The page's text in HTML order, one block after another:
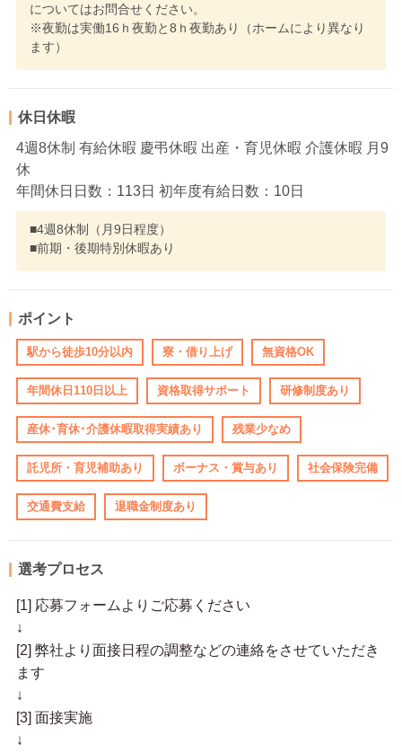
についてはお問合せください。
※夜勤は実働16ｈ夜勤と8ｈ夜勤あり（ホームにより異なり
ます）
休日休暇
4週8休制 有給休暇 慶弔休暇 出産・育児休暇 介護休暇 月9
休
年間休日日数：113日 初年度有給日数：10日
■4週8休制（月9日程度）
■前期・後期特別休暇あり
ポイント
駅から徒歩10分以内 寮・借り上げ 無資格OK
年間休日110日以上 資格取得サポート 研修制度あり
産休･育休･介護休暇取得実績あり 残業少なめ
託児所・育児補助あり ボーナス・賞与あり 社会保険完備
交通費支給 退職金制度あり
選考プロセス
[1] 応募フォームよりご応募ください
↓
[2] 弊社より面接日程の調整などの連絡をさせていただき
ます
↓
[3] 面接実施
↓